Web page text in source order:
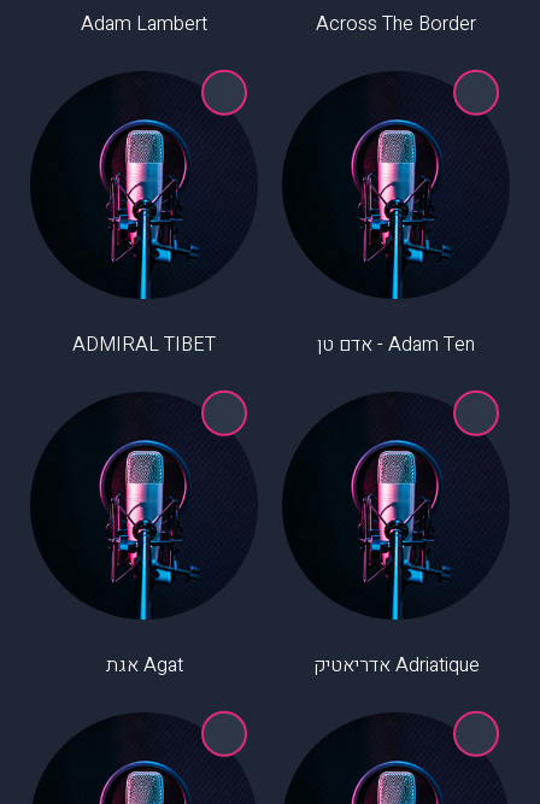
Across The Border
Adam Lambert
Adam Ten - אדם טן ADMIRAL TIBET
Adriatique אדריאטיק Agat אגת